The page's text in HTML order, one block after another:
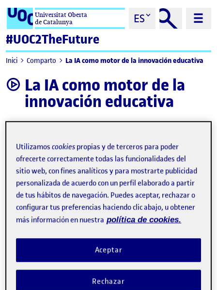
Saltar al contenidoUniversitat Oberta
de Catalunya
ES
#UOC2TheFuture
Inici Comparto La IA como motor de la innovación educativa
video La IA como motor de la
innovación educativa
CARLES SIERRA
Director del Instituto de Investigación en Inteligencia Artificial (IIIA) del
Consejo Superior de Investigaciones Científicas (CSIC)
Utilizamoscookies propias y de terceros para poder
ofrecerte correctamente todas las funcionalidades del
sitio web, con fines analíticos y para mostrarte publicidad
personalizada de acuerdo con un perfil elaborado a partir
de tus hábitos de navegación. Puedes aceptar, rechazar o
configurar tus preferencias haciendo clic abajo, u obtener
más información en nuestra política de cookies.
Rechazar
Aceptar